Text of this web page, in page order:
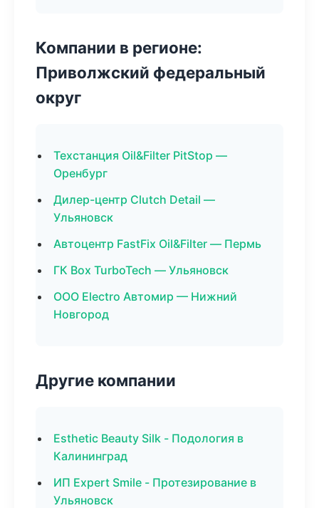
Компании в регионе:
Приволжский федеральный
округ
Техстанция Oil&Filter PitStop —
Оренбург
Дилер-центр Clutch Detail —
Ульяновск
Автоцентр FastFix Oil&Filter — Пермь
ГК Box TurboTech — Ульяновск
ООО Electro Автомир — Нижний
Новгород
Другие компании
Esthetic Beauty Silk - Подология в
Калининград
ИП Expert Smile - Протезирование в
Ульяновск